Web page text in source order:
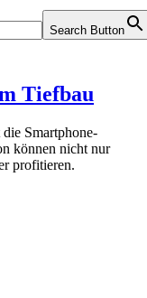
Search Button
Tiefbau
Smartphone-
können nicht nur
profitieren.